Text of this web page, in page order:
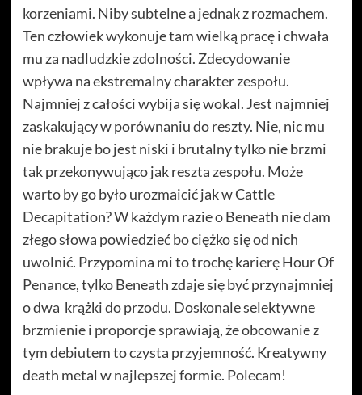
korzeniami. Niby subtelne a jednak z rozmachem.
Ten człowiek wykonuje tam wielką pracę i chwała
mu za nadludzkie zdolności. Zdecydowanie
wpływa na ekstremalny charakter zespołu.
Najmniej z całości wybija się wokal. Jest najmniej
zaskakujący w porównaniu do reszty. Nie, nic mu
nie brakuje bo jest niski i brutalny tylko nie brzmi
tak przekonywująco jak reszta zespołu. Może
warto by go było urozmaicić jak w Cattle
Decapitation? W każdym razie o Beneath nie dam
złego słowa powiedzieć bo ciężko się od nich
uwolnić. Przypomina mi to trochę karierę Hour Of
Penance, tylko Beneath zdaje się być przynajmniej
o dwa krążki do przodu. Doskonale selektywne
brzmienie i proporcje sprawiają, że obcowanie z
tym debiutem to czysta przyjemność. Kreatywny
death metal w najlepszej formie. Polecam!